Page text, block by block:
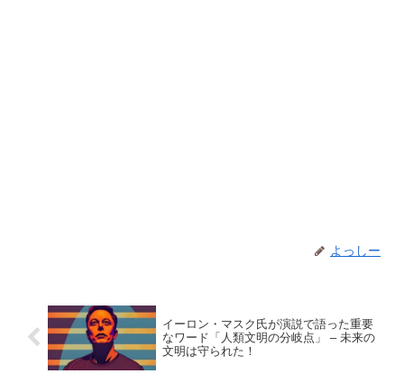
よっしー
イーロン・マスク氏が演説で語った重要
なワード「人類文明の分岐点」 – 未来の
文明は守られた！